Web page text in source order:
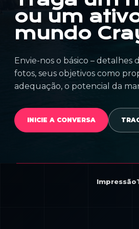
ou um
mundo
Envie-nos o básico –
fotos, seus objetivos como
adequação, o potencial da
INICIE A CONVERSA
Impressão